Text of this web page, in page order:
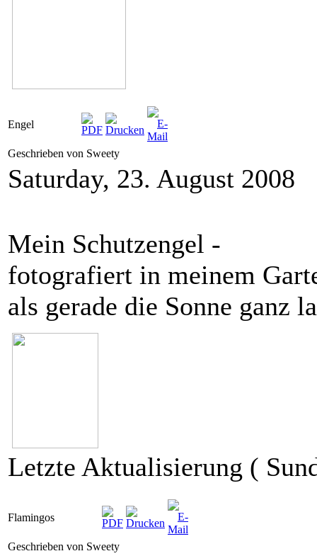
Engel
Geschrieben von Sweety
Saturday, 23. August 2008
Mein Schutzengel -
fotografiert in meinem
als gerade die Sonne ganz
Letzte Aktualisierung (
Flamingos
Geschrieben von Sweety